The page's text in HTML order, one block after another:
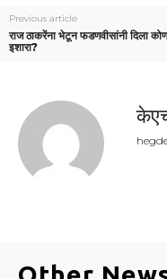
Previous article
राज ठाकरेंना भेटून फडणवीसांनी दिला
इशारा?